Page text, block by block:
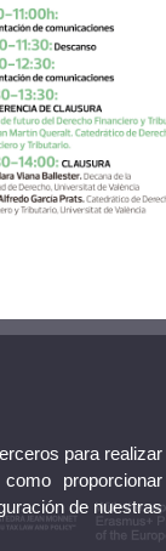
para realizar
proporcionar
de nuestras